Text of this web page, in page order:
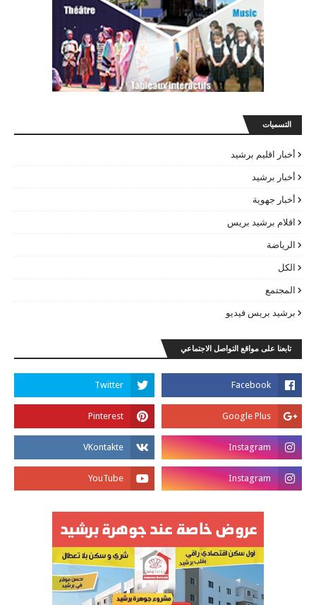
التسميات
أخبار اقليم برشيد
أخبار برشيد
أخبار جهوية
اقلام برشيد بريس
الرياضة
الكل
المجتمع
برشيد بريس فيديو
تابعنا على مواقع التواصل الاجتماعي